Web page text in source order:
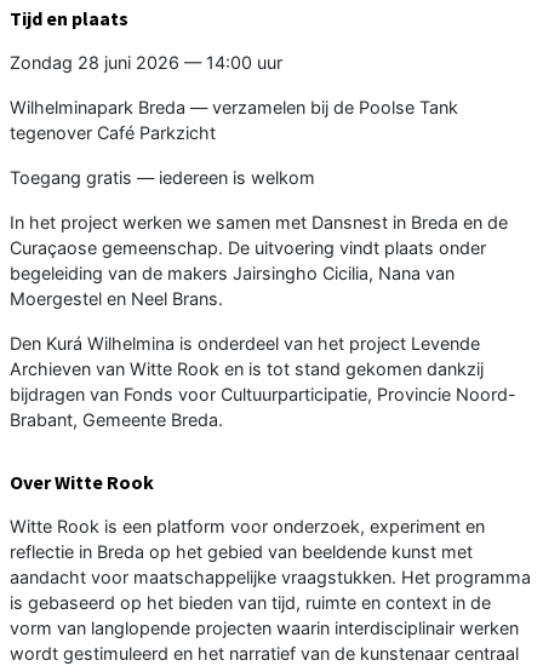
Tijd en plaats
Zondag 28 juni 2026 — 14:00 uur
Wilhelminapark Breda — verzamelen bij de Poolse Tank
tegenover Café Parkzicht
Toegang gratis — iedereen is welkom
In het project werken we samen met Dansnest in Breda en de
Curaçaose gemeenschap. De uitvoering vindt plaats onder
begeleiding van de makers Jairsingho Cicilia, Nana van
Moergestel en Neel Brans.
Den Kurá Wilhelmina is onderdeel van het project Levende
Archieven van Witte Rook en is tot stand gekomen dankzij
bijdragen van Fonds voor Cultuurparticipatie, Provincie Noord-
Brabant, Gemeente Breda.
Over Witte Rook
Witte Rook is een platform voor onderzoek, experiment en
reflectie in Breda op het gebied van beeldende kunst met
aandacht voor maatschappelijke vraagstukken. Het programma
is gebaseerd op het bieden van tijd, ruimte en context in de
vorm van langlopende projecten waarin interdisciplinair werken
wordt gestimuleerd en het narratief van de kunstenaar centraal